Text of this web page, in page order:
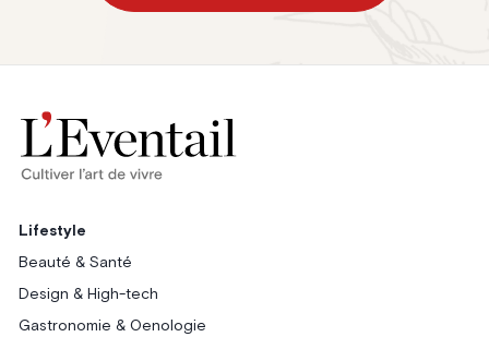
Lifestyle
Beauté & Santé
Design & High-tech
Gastronomie & Oenologie